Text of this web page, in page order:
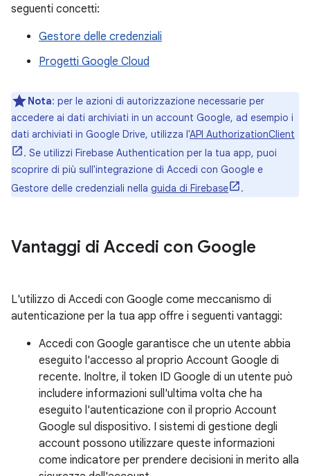
seguenti concetti:
Gestore delle credenziali
Progetti Google Cloud
Nota: per le azioni di autorizzazione necessarie per
accedere ai dati archiviati in un account Google, ad esempio i
dati archiviati in Google Drive, utilizza l'API AuthorizationClient
. Se utilizzi Firebase Authentication per la tua app, puoi
scoprire di più sull'integrazione di Accedi con Google e
Gestore delle credenziali nella guida di Firebase .
Vantaggi di Accedi con Google
L'utilizzo di Accedi con Google come meccanismo di
autenticazione per la tua app offre i seguenti vantaggi:
Accedi con Google garantisce che un utente abbia
eseguito l'accesso al proprio Account Google di
recente. Inoltre, il token ID Google di un utente può
includere informazioni sull'ultima volta che ha
eseguito l'autenticazione con il proprio Account
Google sul dispositivo. I sistemi di gestione degli
account possono utilizzare queste informazioni
come indicatore per prendere decisioni in merito alla